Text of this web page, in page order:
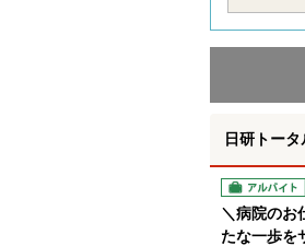
日研トー
アルバイト
＼病院のお
たな一歩を